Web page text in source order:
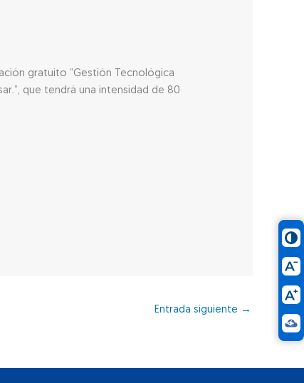
gratuito ”Gestión Tecnológica
que tendrá una intensidad de 80
Entrada siguiente →